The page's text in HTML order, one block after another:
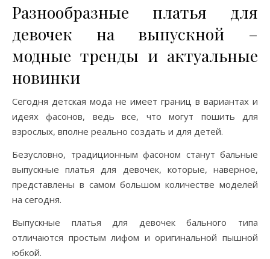
Разнообразные платья для
девочек на выпускной –
модные тренды и актуальные
новинки
Сегодня детская мода не имеет границ в вариантах и
идеях фасонов, ведь все, что могут пошить для
взрослых, вполне реально создать и для детей.
Безусловно, традиционным фасоном станут бальные
выпускные платья для девочек, которые, наверное,
представлены в самом большом количестве моделей
на сегодня.
Выпускные платья для девочек бального типа
отличаются простым лифом и оригинальной пышной
юбкой.